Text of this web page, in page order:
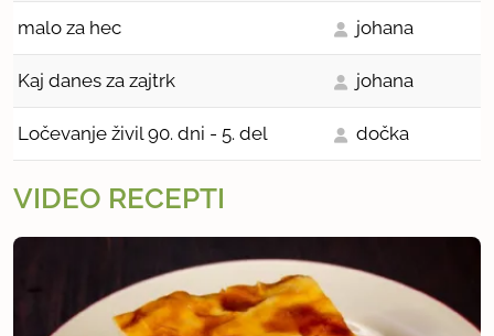
malo za hec johana
Kaj danes za zajtrk johana
Ločevanje živil 90. dni - 5. del dočka
VIDEO RECEPTI